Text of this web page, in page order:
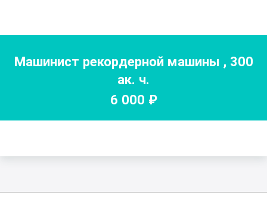
Машинист рекордерной машины , 300
ак. ч.
6 000 ₽